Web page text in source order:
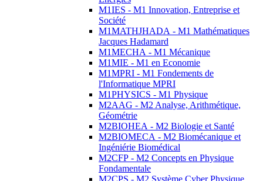
M1IES - M1 Innovation, Entreprise et
Société
M1MATHJHADA - M1 Mathématiques
Jacques Hadamard
M1MECHA - M1 Mécanique
M1MIE - M1 en Economie
M1MPRI - M1 Fondements de
l'Informatique MPRI
M1PHYSICS - M1 Physique
M2AAG - M2 Analyse, Arithmétique,
Géométrie
M2BIOHEA - M2 Biologie et Santé
M2BIOMECA - M2 Biomécanique et
Ingéniérie Biomédical
M2CFP - M2 Concepts en Physique
Fondamentale
M2CPS - M2 Système Cyber Physique